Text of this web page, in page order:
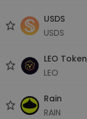
USDS
USDS
LEO Token
LEO
Rain
RAIN